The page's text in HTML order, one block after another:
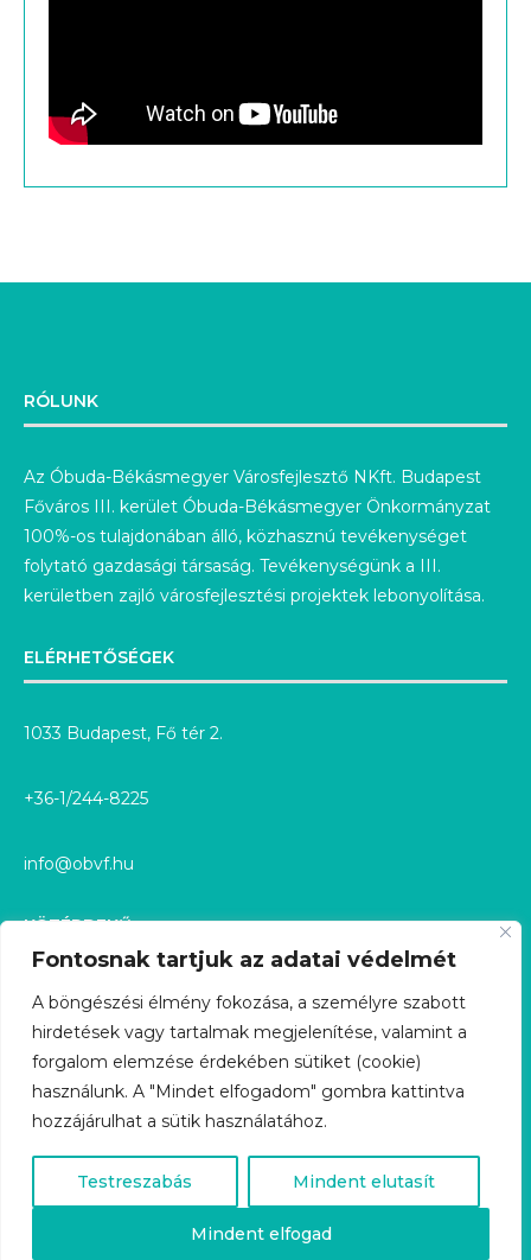
Fontosnak tartjuk az adatai védelmét
A böngészési élmény fokozása, a személyre szabott
hirdetések vagy tartalmak megjelenítése, valamint a
forgalom elemzése érdekében sütiket (cookie)
használunk. A "Mindet elfogadom" gombra kattintva
hozzájárulhat a sütik használatához.
Testreszabás Mindent elutasít
Mindent elfogad
RÓLUNK
Az Óbuda-Békásmegyer Városfejlesztő NKft. Budapest
Főváros III. kerület Óbuda-Békásmegyer Önkormányzat
100%-os tulajdonában álló, közhasznú tevékenységet
folytató gazdasági társaság. Tevékenységünk a III.
kerületben zajló városfejlesztési projektek lebonyolítása.
ELÉRHETŐSÉGEK
1033 Budapest, Fő tér 2.
+36-1/244-8225
info@obvf.hu
KÖZÉRDEKŰ
KÖZÉRDEKŰ ADATOK
KÖZÉRDEKŰ ADATIGÉNYLÉS
GDPR
ÜGYFÉLSZOLGÁLAT
KARRIER